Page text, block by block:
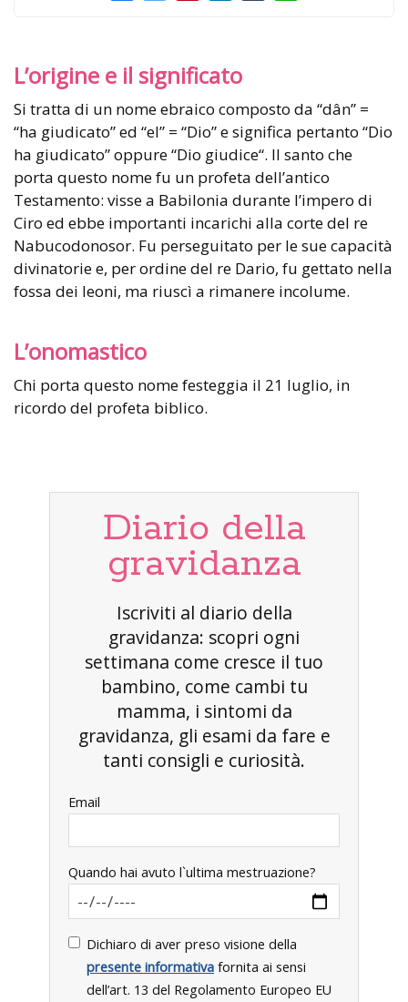
L’origine e il significato
Si tratta di un nome ebraico composto da “dân” =
“ha giudicato” ed “el” = “Dio” e significa pertanto “Dio
ha giudicato” oppure “Dio giudice“. Il santo che
porta questo nome fu un profeta dell’antico
Testamento: visse a Babilonia durante l’impero di
Ciro ed ebbe importanti incarichi alla corte del re
Nabucodonosor. Fu perseguitato per le sue capacità
divinatorie e, per ordine del re Dario, fu gettato nella
fossa dei leoni, ma riuscì a rimanere incolume.
L’onomastico
Chi porta questo nome festeggia il 21 luglio, in
ricordo del profeta biblico.
Diario della
gravidanza
Iscriviti al diario della
gravidanza: scopri ogni
settimana come cresce il tuo
bambino, come cambi tu
mamma, i sintomi da
gravidanza, gli esami da fare e
tanti consigli e curiosità.
Email
Quando hai avuto l`ultima mestruazione?
Dichiaro di aver preso visione della
presente informativa fornita ai sensi
dell’art. 13 del Regolamento Europeo EU